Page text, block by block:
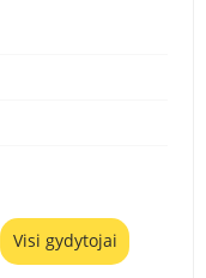
Visi gydytojai